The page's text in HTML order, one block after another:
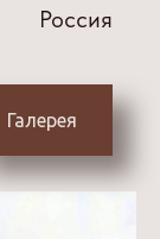
Россия
Галерея